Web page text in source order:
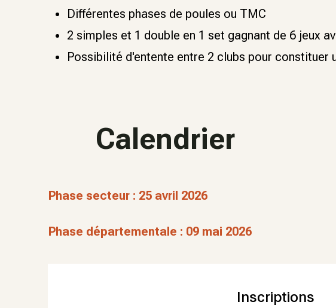
Différentes phases de poules ou TMC
2 simples et 1 double en 1 set gagnant de 6 jeux
Possibilité d'entente entre 2 clubs pour constituer
Calendrier
Phase secteur : 25 avril 2026
Phase départementale : 09 mai 2026
Inscriptions